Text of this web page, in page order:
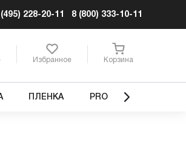
228-20-11 8 (800) 333-10-11
Избранное Корзина
ПЛЕНКА PRO